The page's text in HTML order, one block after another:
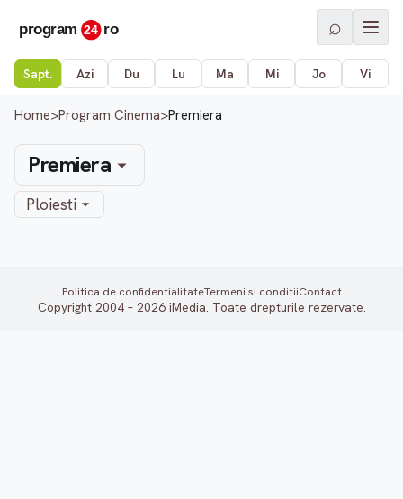
⌕
Sapt. Azi Du Lu Ma Mi Jo Vi
Home>Program Cinema>Premiera
Premiera
Ploiesti
Politica de confidentialitateTermeni si conditiiContact
Copyright 2004 – 2026 iMedia. Toate drepturile rezervate.